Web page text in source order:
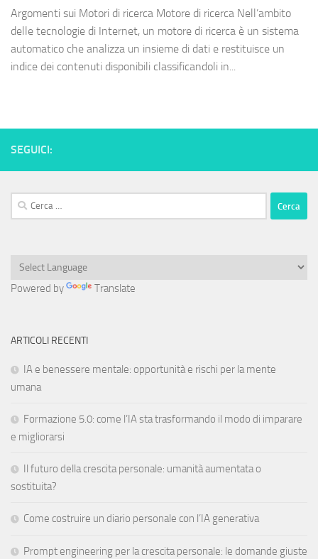
Argomenti sui Motori di ricerca Motore di ricerca Nell’ambito
delle tecnologie di Internet, un motore di ricerca è un sistema
automatico che analizza un insieme di dati e restituisce un
indice dei contenuti disponibili classificandoli in...
SEGUICI:
Ricerca
per:
Powered by Translate
ARTICOLI RECENTI
IA e benessere mentale: opportunità e rischi per la mente
umana
Formazione 5.0: come l’IA sta trasformando il modo di imparare
e migliorarsi
Il futuro della crescita personale: umanità aumentata o
sostituita?
Come costruire un diario personale con l’IA generativa
Prompt engineering per la crescita personale: le domande giuste